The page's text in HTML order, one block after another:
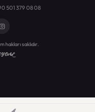
501 379 08 08
saklıdır.